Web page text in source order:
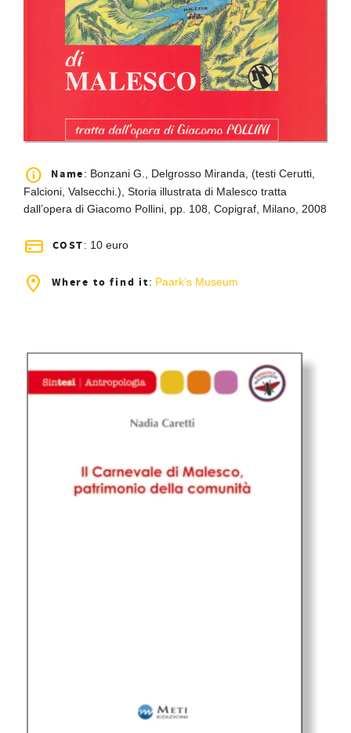
Name: Bonzani G., Delgrosso Miranda, (testi Cerutti,
Falcioni, Valsecchi.), Storia illustrata di Malesco tratta
dall’opera di Giacomo Pollini, pp. 108, Copigraf, Milano, 2008
COST: 10 euro
Where to find it: Paark’s Museum